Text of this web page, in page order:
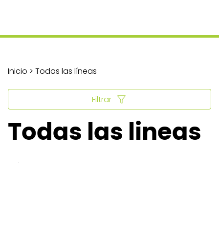
Todas las lineas
Inicio > Todas las líneas
Filtrar